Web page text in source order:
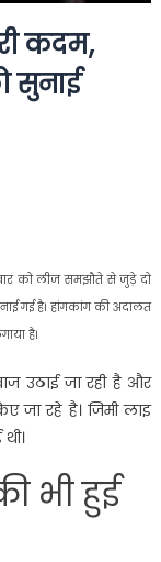
कदम,
सुनाई
को लीज समझौते से जुड़े दो
गई है। हांगकांग की अदालत
है।
उठाई जा रही है और
जा रहे है। जिमी लाइ
भी हुई